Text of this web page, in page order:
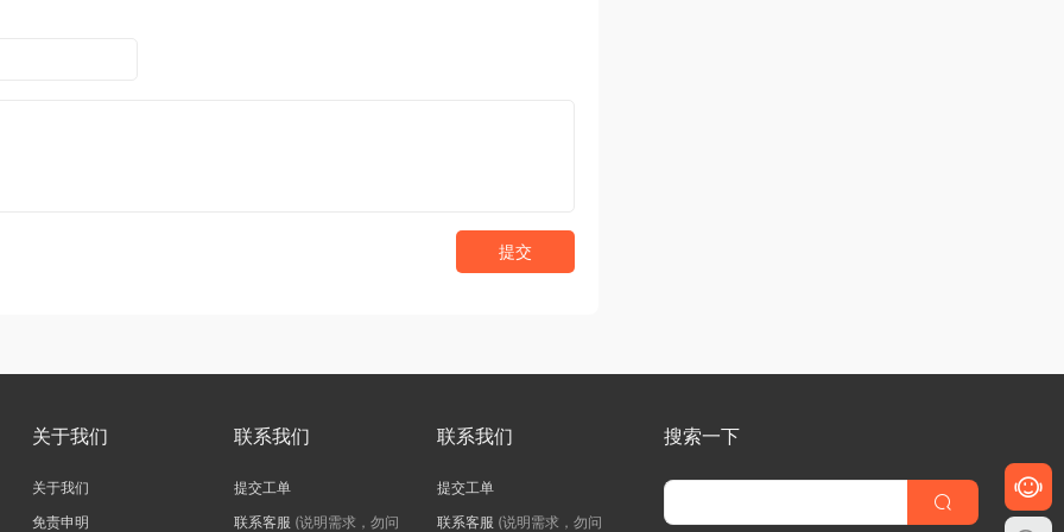
提交
关于我们
关于我们
免责申明
联系我们
提交工单
联系客服 (说明需求，勿问
联系我们
提交工单
联系客服 (说明需求，勿问
搜索一下